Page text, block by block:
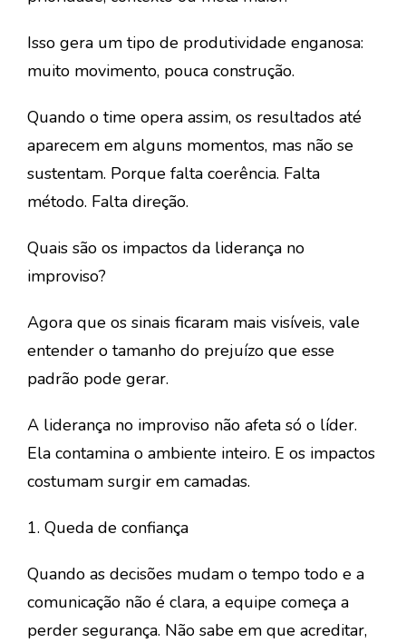
Isso gera um tipo de produtividade enganosa:
muito movimento, pouca construção.
Quando o time opera assim, os resultados até
aparecem em alguns momentos, mas não se
sustentam. Porque falta coerência. Falta
método. Falta direção.
Quais são os impactos da liderança no
improviso?
Agora que os sinais ficaram mais visíveis, vale
entender o tamanho do prejuízo que esse
padrão pode gerar.
A liderança no improviso não afeta só o líder.
Ela contamina o ambiente inteiro. E os impactos
costumam surgir em camadas.
1. Queda de confiança
Quando as decisões mudam o tempo todo e a
comunicação não é clara, a equipe começa a
perder segurança. Não sabe em que acreditar,